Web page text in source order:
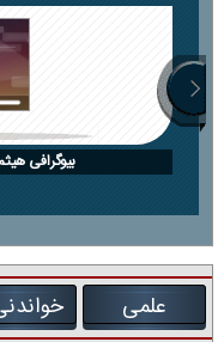
بیوگرافی
علمی